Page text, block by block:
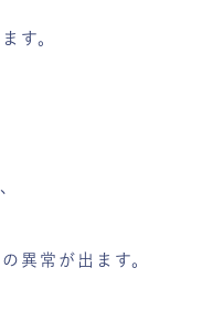
す。
異常が出ます。